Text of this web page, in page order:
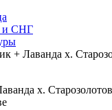
и СНГ
+ Лаванда х.
х.